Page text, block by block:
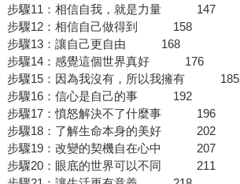
步驟11：相信自我，就是力量 147
步驟12：相信自己做得到 158
步驟13：讓自己更自由 168
步驟14：感覺這個世界真好 176
步驟15：因為我沒有，所以我擁有 185
步驟16：信心是自己的事 192
步驟17：憤怒解決不了什麼事 196
步驟18：了解生命本身的美好 202
步驟19：改變的契機自在心中 207
步驟20：眼底的世界可以不同 211